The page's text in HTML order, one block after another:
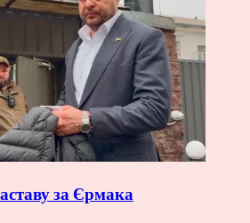
за Єрмака